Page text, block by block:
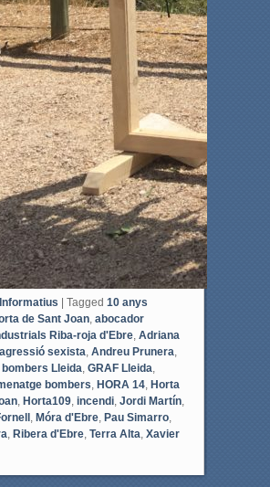
Informatius | Tagged 10 anys
de Sant Joan, abocador
Riba-roja d'Ebre, Adriana
agressió sexista Andreu Prunera
bombers Lleida GRAF Lleida
bombers HORA 14, Horta
, Horta109, incendi, Jordi Martín,
, Móra d'Ebre, Pau Simarro,
Ribera d'Ebre, Terra Alta Xavier